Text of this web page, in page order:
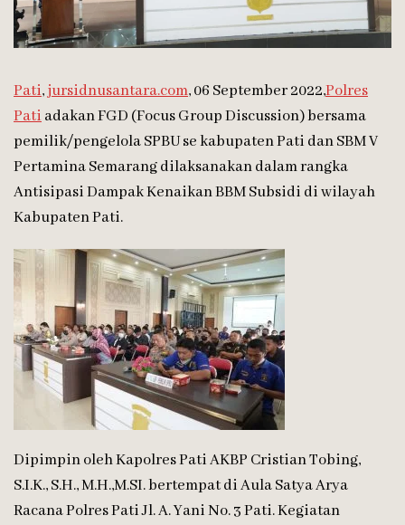
Pati,jursidnusantara.com, 06 September 2022,Polres
Pati adakan FGD (Focus Group Discussion) bersama
pemilik/pengelola SPBU se kabupaten Pati dan SBM V
Pertamina Semarang dilaksanakan dalam rangka
Antisipasi Dampak Kenaikan BBM Subsidi di wilayah
Kabupaten Pati.
Dipimpin oleh Kapolres Pati AKBP Cristian Tobing,
S.I.K., S.H., M.H.,M.SI. bertempat di Aula Satya Arya
Racana Polres Pati Jl. A. Yani No. 3 Pati. Kegiatan